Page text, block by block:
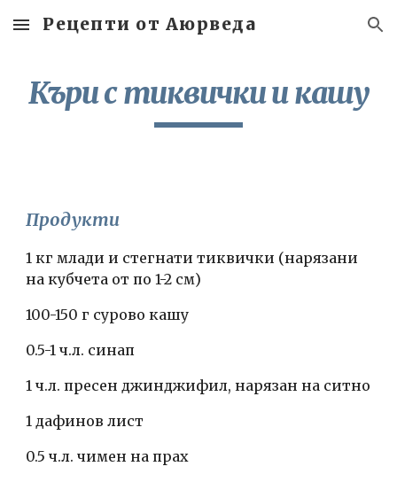
Skip to main content Skip to navigation
Рецепти от Аюрведа
Къри с тиквички и кашу
Продукти
1 кг млади и стегнати тиквички (нарязани
на кубчета от по 1-2 см)
100-150 г сурово кашу
0.5-1 ч.л. синап
1 ч.л. пресен джинджифил, нарязан на ситно
1 дафинов лист
0.5 ч.л. чимен на прах